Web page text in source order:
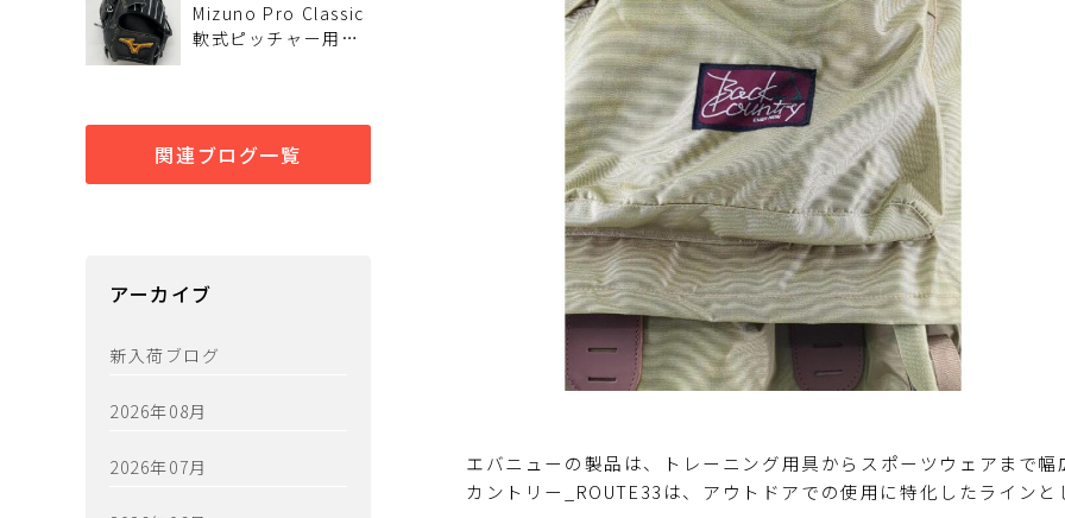
Mizuno Pro Classic
軟式ピッチャー用グ
関連ブログ一覧
アーカイブ
新入荷ブログ
2026年08月
2026年07月
エバニューの製品は、トレーニング用具からスポーツウェアまで
カントリー_ROUTE33は、アウトドアでの使用に特化したラインと